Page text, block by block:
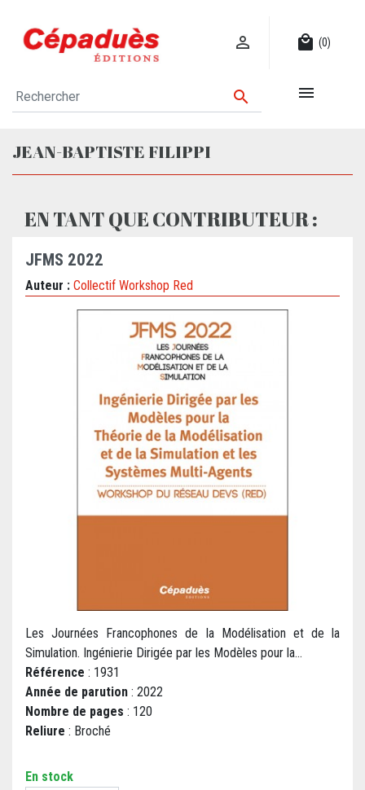
 local_mall (0)
 
JEAN-BAPTISTE FILIPPI
EN TANT QUE CONTRIBUTEUR :
JFMS 2022
Auteur : Collectif Workshop Red
Les Journées Francophones de la Modélisation et de la
Simulation. Ingénierie Dirigée par les Modèles pour la...
Référence : 1931
Année de parution : 2022
Nombre de pages : 120
Reliure : Broché
En stock